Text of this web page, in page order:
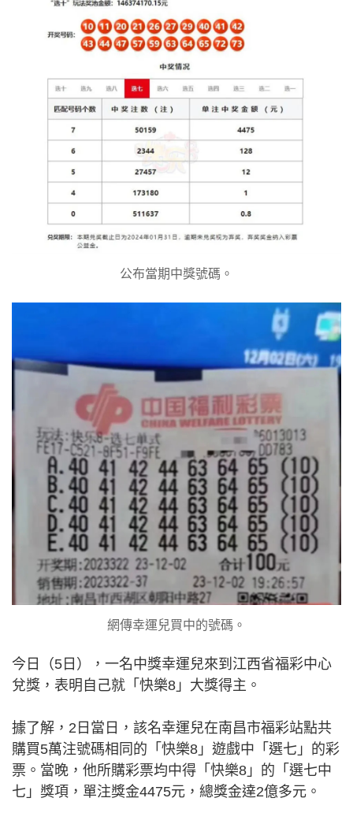
公布當期中獎號碼。
網傳幸運兒買中的號碼。
今日（5日），一名中獎幸運兒來到江西省福彩中心
兌獎，表明自己就「快樂8」大獎得主。
據了解，2日當日，該名幸運兒在南昌市福彩站點共
購買5萬注號碼相同的「快樂8」遊戲中「選七」的彩
票。當晚，他所購彩票均中得「快樂8」的「選七中
七」獎項，單注獎金4475元，總獎金達2億多元。